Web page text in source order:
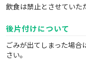
飲食は禁止とさせていた
後片付けについて
ごみが出てしまった場
さい。